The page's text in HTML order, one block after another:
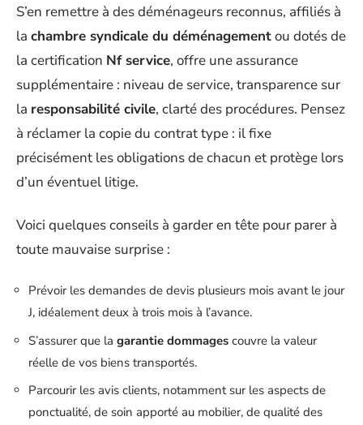
S’en remettre à des déménageurs reconnus, affiliés à
la chambre syndicale du déménagementou dotés de
la certification Nf service, offre une assurance
supplémentaire : niveau de service, transparence sur
la responsabilité civile, clarté des procédures. Pensez
à réclamer la copie du contrat type : il fixe
précisément les obligations de chacun et protège lors
d’un éventuel litige.
Voici quelques conseils à garder en tête pour parer à
toute mauvaise surprise :
Prévoir les demandes de devis plusieurs mois avant le jour
J, idéalement deux à trois mois à l’avance.
S’assurer que la garantie dommages couvre la valeur
réelle de vos biens transportés.
Parcourir les avis clients, notamment sur les aspects de
ponctualité, de soin apporté au mobilier, de qualité des